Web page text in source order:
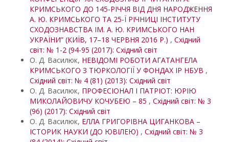
КРИМСЬКОГО ДО 145-РІЧЧЯ ВІД ДНЯ НАРОДЖЕННЯ
А. Ю. КРИМСЬКОГО ТА 25-Ї РІЧНИЦІ ІНСТИТУТУ
СХОДОЗНАВСТВА ІМ. А. Ю. КРИМСЬКОГО НАН
УКРАЇНИ” (КИЇВ, 17–18 ЧЕРВНЯ 2016 Р.) , Східний
світ: № 1-2 (94-95 (2017): Східний світ
О. Д. Василюк, НЕВІДОМІ РОБОТИ АГАТАНГЕЛА
КРИМСЬКОГО З ТЮРКОЛОГІЇ У ФОНДАХ ІР НБУВ ,
Східний світ: № 4 (81) (2013): Східний світ
О. Д. Василюк, ПРОФЕСІОНАЛ І ПАТРІОТ: ЮРІЮ
МИКОЛАЙОВИЧУ КОЧУБЕЮ – 85 , Східний світ: № 3
(96) (2017): Східний світ
О. Д. Василюк, ЕЛЛА ГРИГОРІВНА ЦИГАНКОВА –
ІСТОРИК НАУКИ (ДО ЮВІЛЕЮ) , Східний світ: № 3